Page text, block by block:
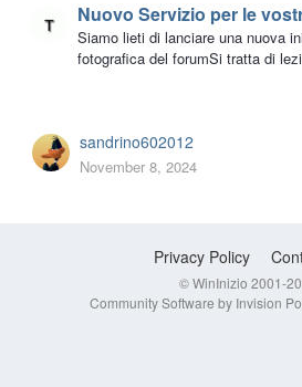
Nuovo Servizio per le
Siamo lieti di lanciare una nuova
fotografica del forumSi tratta di
sandrino602012
November 8, 2024
Privacy Policy
© WinInizio 2001-
Community Software by Invision